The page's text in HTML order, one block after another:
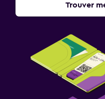
Trouver